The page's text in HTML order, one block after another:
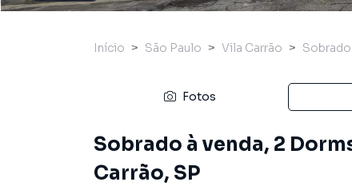
Início São Paulo Vila Carrão Sobrado
Fotos
Sobrado à venda, 2
Carrão, SP